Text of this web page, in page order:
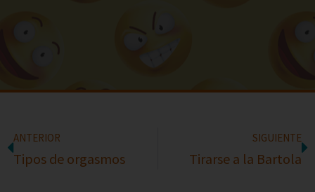
ANTERIOR
Tipos de orgasmos
SIGUIENTE
Tirarse a la Bartola